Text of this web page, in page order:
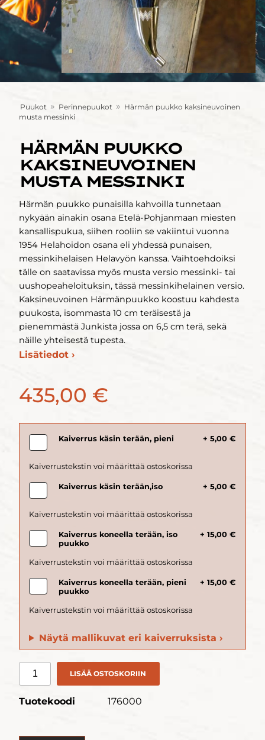
Puukot » Perinnepuukot » Härmän puukko kaksineuvoinen
musta messinki
HÄRMÄN PUUKKO
KAKSINEUVOINEN
MUSTA MESSINKI
Härmän puukko punaisilla kahvoilla tunnetaan
nykyään ainakin osana Etelä-Pohjanmaan miesten
kansallispukua, siihen rooliin se vakiintui vuonna
1954 Helahoidon osana eli yhdessä punaisen,
messinkihelaisen Helavyön kanssa. Vaihtoehdoiksi
tälle on saatavissa myös musta versio messinki- tai
uushopeaheloituksin, tässä messinkihelainen versio.
Kaksineuvoinen Härmänpuukko koostuu kahdesta
puukosta, isommasta 10 cm teräisestä ja
pienemmästä Junkista jossa on 6,5 cm terä, sekä
näille yhteisestä tupesta.
Lisätiedot ›
435,00 €
Kaiverrus käsin terään, pieni + 5,00 €
Kaiverrus käsin terään,iso + 5,00 €
Kaiverrus koneella terään, iso
puukko
+ 15,00 €
Kaiverrus koneella terään, pieni
puukko
+ 15,00 €
Näytä mallikuvat eri kaiverruksista ›
LISÄÄ OSTOSKORIIN
Tuotekoodi 176000